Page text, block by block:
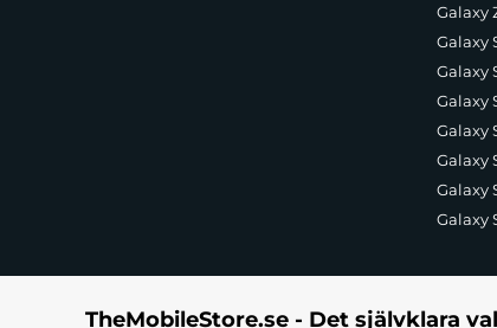
Galaxy
Galaxy
Galaxy
Galaxy
Galaxy
Galaxy
Galaxy
Galaxy
TheMobileStore.se - Det självklara